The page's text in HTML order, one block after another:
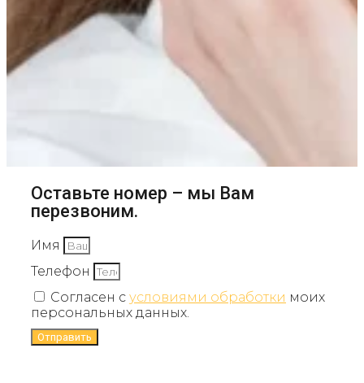
Оставьте номер – мы Вам
перезвоним.
Имя
Телефон
Согласен с условиями обработки моих
персональных данных.
Отправить